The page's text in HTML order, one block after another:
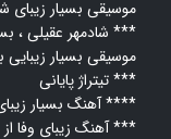
موسیقی بسیار
شادمهر عقیلی ، بسیار زیبا ***
موسیقی بسیار زیبایی
تیتراژ پایانی ***
آهنگ بسیار زیبای منو ببخش از روهام ****
آهنگ زیبای وفا از شاهین پرواز و شهاب حیدری ***